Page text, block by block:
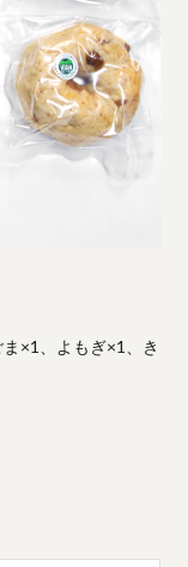
×1、よもぎ×1、き